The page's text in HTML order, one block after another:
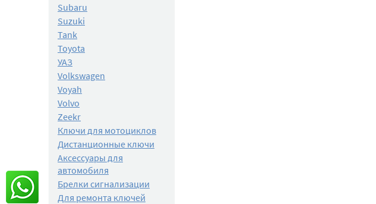
Subaru
Suzuki
Tank
Toyota
УАЗ
Volkswagen
Voyah
Volvo
Zeekr
Ключи для мотоциклов
Дистанционные ключи
Аксессуары для
автомобиля
Брелки сигнализации
Для ремонта ключей